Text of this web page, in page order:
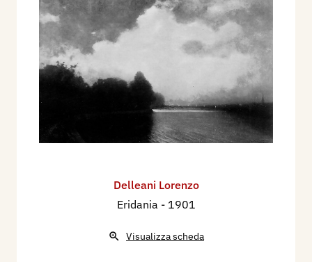
Delleani Lorenzo
Eridania - 1901
Visualizza scheda